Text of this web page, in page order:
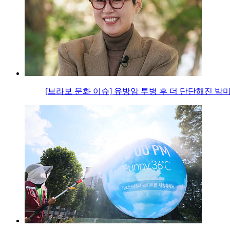
[브라보 문화 이슈] 유방암 투병 후 더 단단해진 박